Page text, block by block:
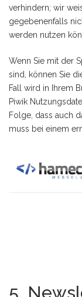
verhindern; wir
gegebenenfalls
werden nutzen
Wenn Sie mit der
sind, können Sie
Fall wird in Ihrem
Piwik
Folge, dass auch
muss bei einem
5.